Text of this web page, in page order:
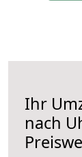
Ihr
nach